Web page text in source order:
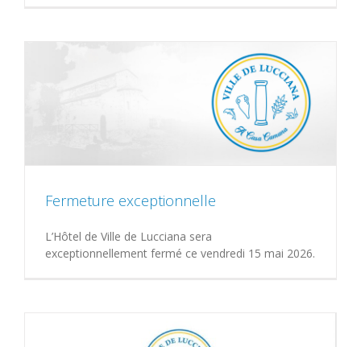
Fermeture exceptionnelle
L’Hôtel de Ville de Lucciana sera
exceptionnellement fermé ce vendredi 15 mai 2026.